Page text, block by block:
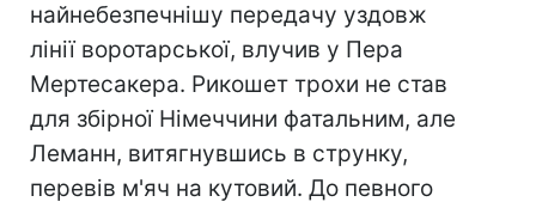
найнебезпечнішу передачу уздовж
лінії воротарської, влучив у Пера
Мертесакера. Рикошет трохи не став
для збірної Німеччини фатальним, але
Леманн, витягнувшись в струнку,
перевів м'яч на кутовий. До певного